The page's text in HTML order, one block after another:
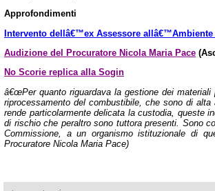
Approfondimenti
Intervento dellâ€™ex Assessore
Audizione del Procuratore Nicola Maria Pace
No Scorie replica alla Sogin
â€œPer quanto riguardava la gestione dei
riprocessamento del combustibile, che sono di
rende particolarmente delicata la custodia, queste
di rischio che peraltro sono tuttora presenti. Sono
Commissione, a un organismo istituzionale di
Procuratore Nicola Maria Pace)